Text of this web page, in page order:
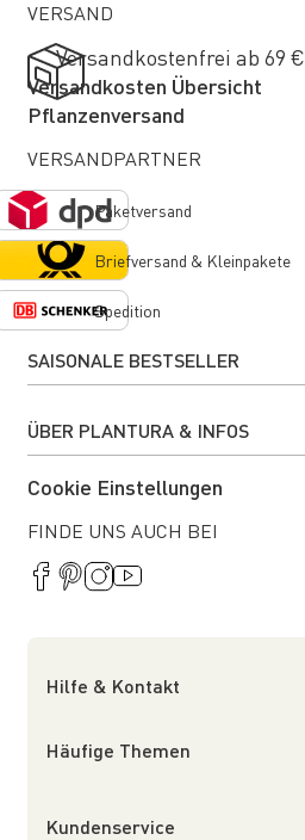
SAISONALE BESTSELLER
ÜBER PLANTURA & INFOS
Cookie Einstellungen
FINDE UNS AUCH BEI
VERSAND
Versandkostenfrei ab 69 €
Versandkosten Übersicht
Pflanzenversand
VERSANDPARTNER
Paketversand
Briefversand & Kleinpakete
Spedition
Hilfe & Kontakt
Häufige Themen
Kundenservice